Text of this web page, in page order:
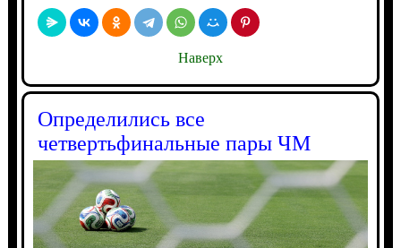
Наверх
Определились все
четвертьфинальные пары ЧМ